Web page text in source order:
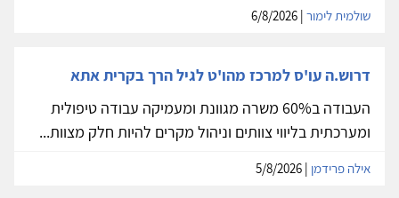
שולמית לימור
דרוש.ה עו'ס למרכז מהו'ט לגיל הרך בקרית אתא
העבודה ב60% משרה מגוונת ומעמיקה עבודה טיפולית
ומערכתית בליווי צוותים וניהול מקרים להיות חלק מצוות...
אילה פרידמן